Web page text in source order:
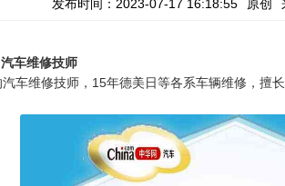
发布时间：2023-07-17 16:18:55 原创
汽车维修技师